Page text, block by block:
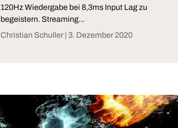
120Hz Wiedergabe bei 8,3ms Input Lag zu
begeistern. Streaming...
Christian Schuller | 3. Dezember 2020